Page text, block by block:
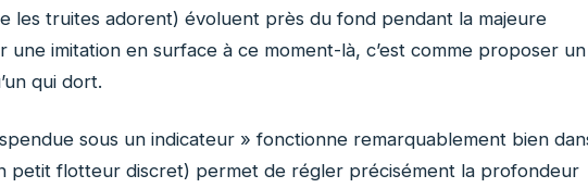
les truites adorent) évoluent près du fond pendant la majeure
une imitation en surface à ce moment-là, c’est comme proposer un
qui dort.
sous un indicateur » fonctionne remarquablement bien
petit flotteur discret) permet de régler précisément la profondeur